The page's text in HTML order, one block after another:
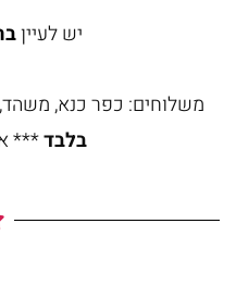
יש לעיין
משלוחים: כפר כנא, משהד,
בלבד***